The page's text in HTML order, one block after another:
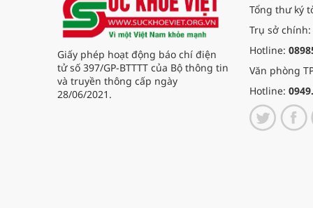
Giấy phép hoạt động báo chí điện
tử số 397/GP-BTTTT của Bộ thông tin
và truyền thông cấp ngày
28/06/2021.
Tổng thư ký
Trụ sở chính:
Hotline:
Văn phòng
Hotline: